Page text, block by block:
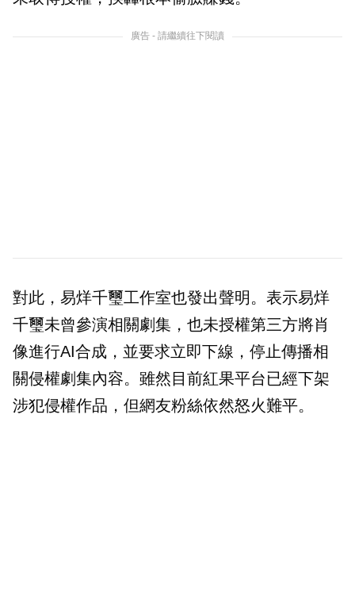
廣告 - 請繼續往下閱讀
對此，易烊千璽工作室也發出聲明。表示易烊
千璽未曾參演相關劇集，也未授權第三方將肖
像進行AI合成，並要求立即下線，停止傳播相
關侵權劇集內容。雖然目前紅果平台已經下架
涉犯侵權作品，但網友粉絲依然怒火難平。